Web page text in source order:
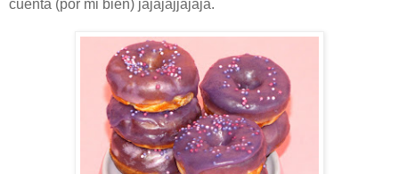
cuenta (por mi bien) jajajajjajaja.